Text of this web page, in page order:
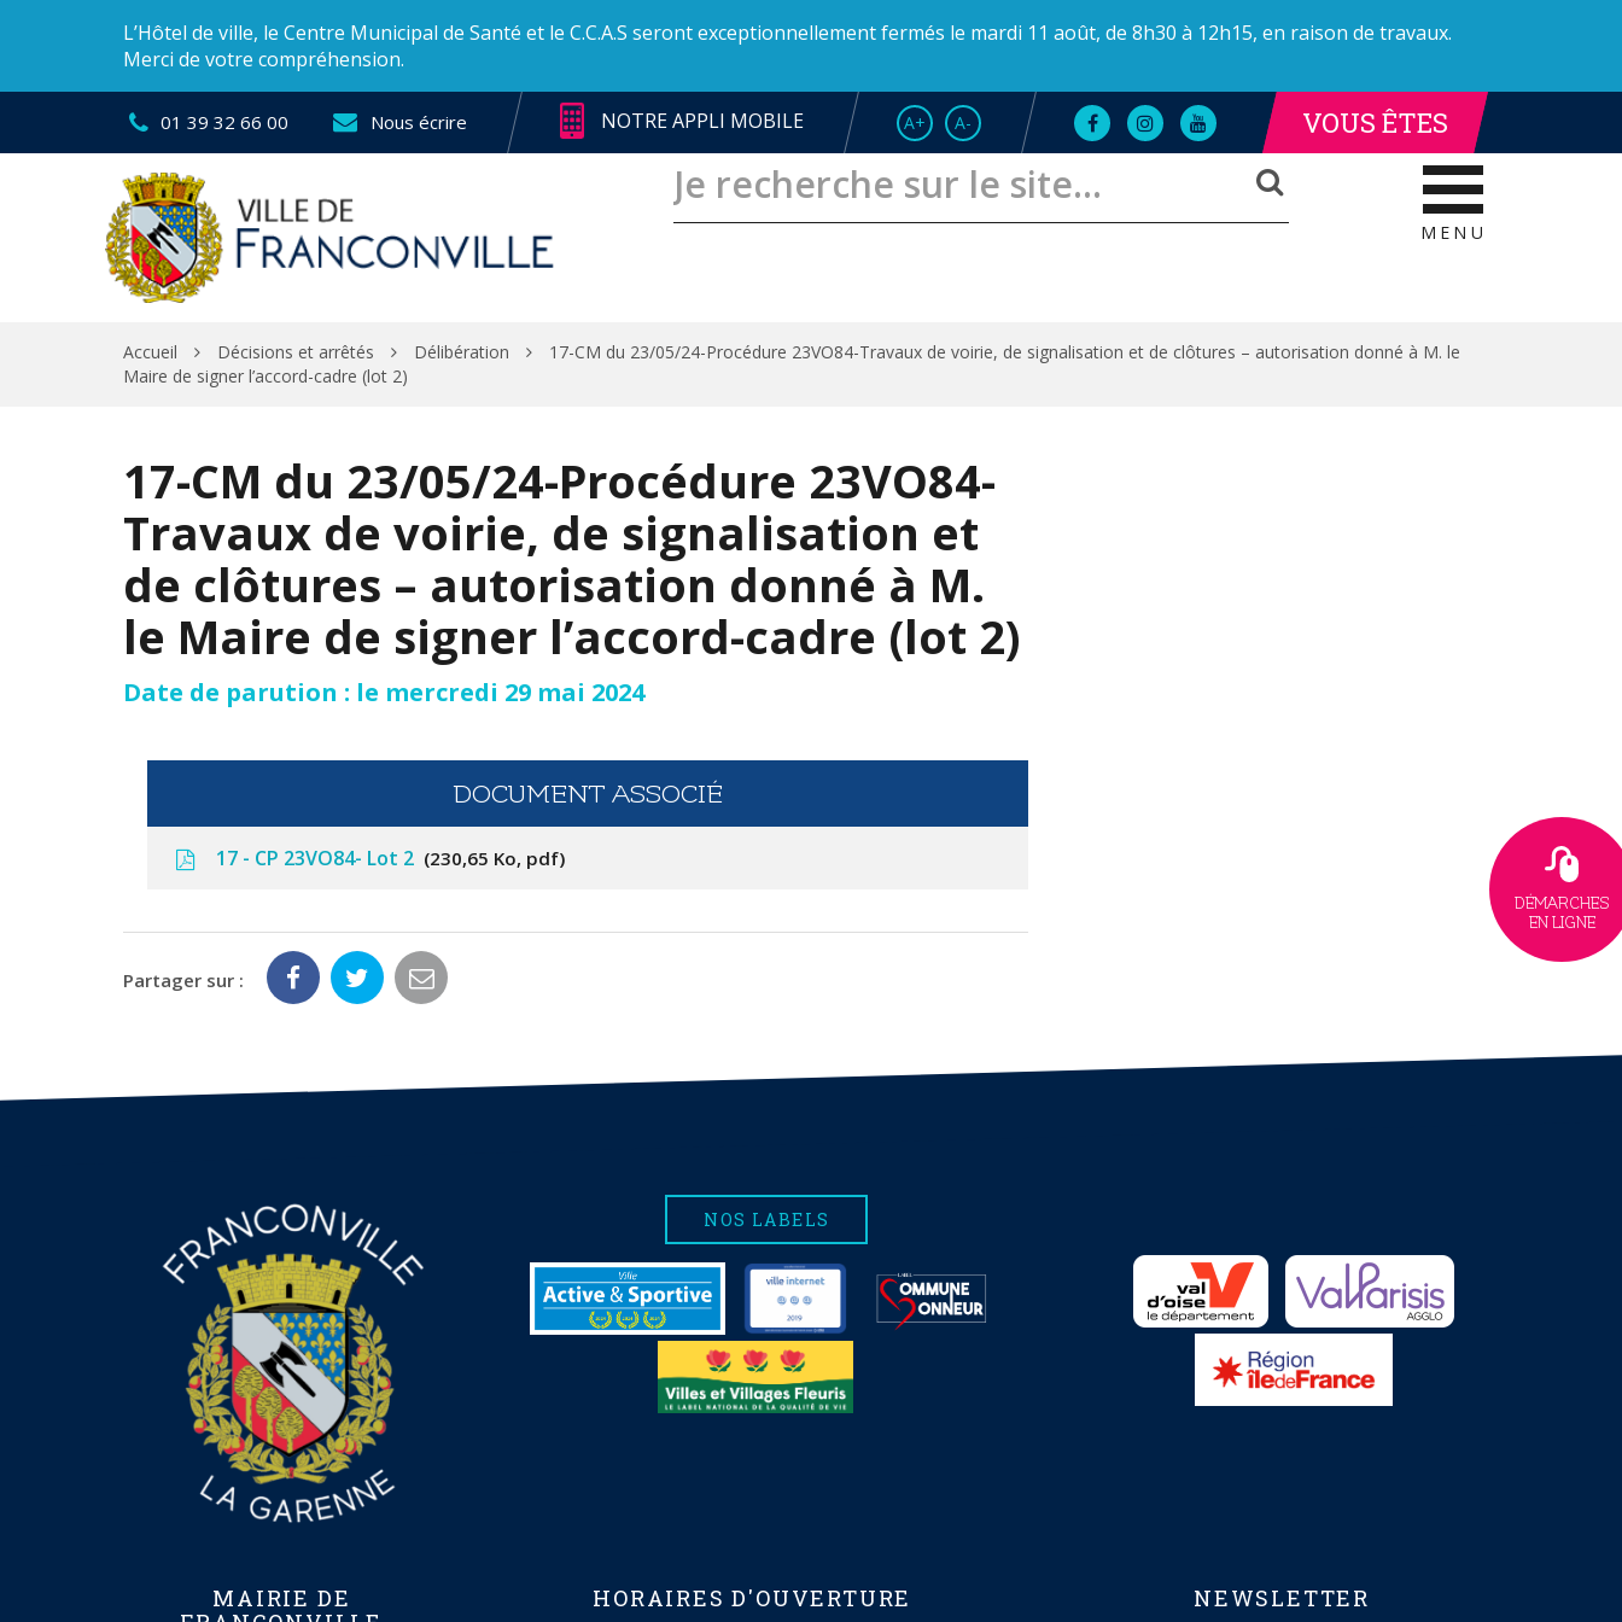
L’Hôtel de ville, le Centre Municipal de Santé et le C.C.A.S seront exceptionnellement fermés le mardi 11 août, de 8h30 à 12h15, en raison de travaux.
Merci de votre compréhension.
01 39 32 66 00 Nous écrire NOTRE APPLI MOBILE A+AUGMENTER LA TAILLE DE LA POLICE
A-RÉDUIRE LA TAILLE DE LA POLICE
Lien
vers
Facebook
Lien
vers
Instagram
Lien
vers
chaîne
Youtube
VOUS ÊTES
RECHERCHER
MENU
Accueil Décisions et arrêtés Délibération
17-CM du 23/05/24-Procédure 23VO84-Travaux de voirie, de signalisation et de clôtures – autorisation donné à M. le
Maire de signer l’accord-cadre (lot 2)
17-CM du 23/05/24-Procédure 23VO84-
Travaux de voirie, de signalisation et
de clôtures – autorisation donné à M.
le Maire de signer l’accord-cadre (lot 2)
Date de parution : le mercredi 29 mai 2024
DOCUMENT ASSOCIÉ
17 - CP 23VO84- Lot 2 230,65 Ko, pdf
Partager sur :
NOS LABELS
MAIRIE DE
HORAIRES D'OUVERTURE NEWSLETTER
DÉMARCHES
EN LIGNE